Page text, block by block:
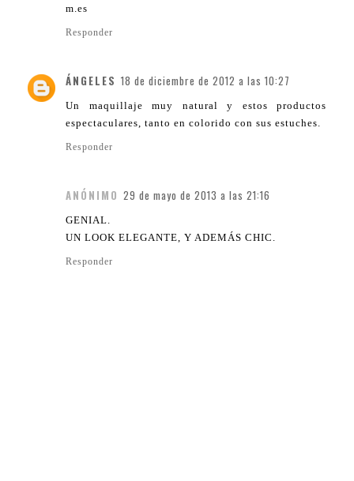
m.es
Responder
ÁNGELES 18 de diciembre de 2012 a las 10:27
Un maquillaje muy natural y estos productos
espectaculares, tanto en colorido con sus estuches.
Responder
ANÓNIMO 29 de mayo de 2013 a las 21:16
GENIAL.
UN LOOK ELEGANTE, Y ADEMÁS CHIC.
Responder